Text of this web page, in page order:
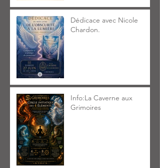
Dédicace avec Nicole
Chardon.
Info:La Caverne aux
Grimoires